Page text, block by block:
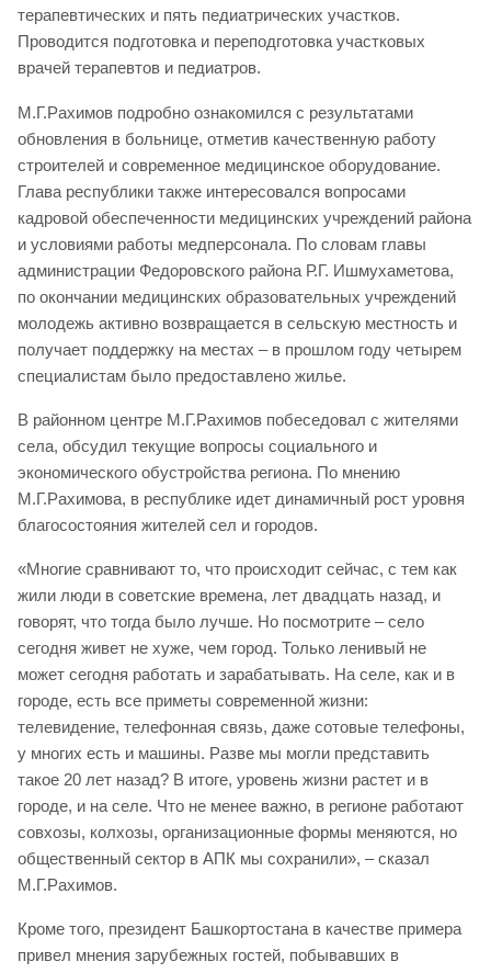
терапевтических и пять педиатрических участков.
Проводится подготовка и переподготовка участковых
врачей терапевтов и педиатров.
М.Г.Рахимов подробно ознакомился с результатами
обновления в больнице, отметив качественную работу
строителей и современное медицинское оборудование.
Глава республики также интересовался вопросами
кадровой обеспеченности медицинских учреждений района
и условиями работы медперсонала. По словам главы
администрации Федоровского района Р.Г. Ишмухаметова,
по окончании медицинских образовательных учреждений
молодежь активно возвращается в сельскую местность и
получает поддержку на местах – в прошлом году четырем
специалистам было предоставлено жилье.
В районном центре М.Г.Рахимов побеседовал с жителями
села, обсудил текущие вопросы социального и
экономического обустройства региона. По мнению
М.Г.Рахимова, в республике идет динамичный рост уровня
благосостояния жителей сел и городов.
«Многие сравнивают то, что происходит сейчас, с тем как
жили люди в советские времена, лет двадцать назад, и
говорят, что тогда было лучше. Но посмотрите – село
сегодня живет не хуже, чем город. Только ленивый не
может сегодня работать и зарабатывать. На селе, как и в
городе, есть все приметы современной жизни:
телевидение, телефонная связь, даже сотовые телефоны,
у многих есть и машины. Разве мы могли представить
такое 20 лет назад? В итоге, уровень жизни растет и в
городе, и на селе. Что не менее важно, в регионе работают
совхозы, колхозы, организационные формы меняются, но
общественный сектор в АПК мы сохранили», – сказал
М.Г.Рахимов.
Кроме того, президент Башкортостана в качестве примера
привел мнения зарубежных гостей, побывавших в